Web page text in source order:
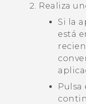
Realiza
Si la
está
Pulsa